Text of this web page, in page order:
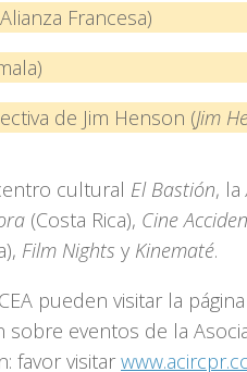
Francesa)
de Jim Henson (Jim
cultural El Bastión, la
(Costa Rica), Cine
Film Nights y Kinematé.
pueden visitar la
sobre eventos de la
favor visitar